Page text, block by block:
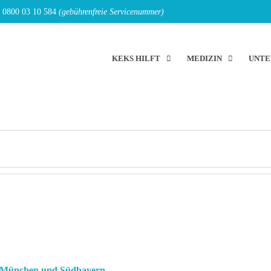
0800 03 10 584 (gebührenfreie Servicenummer)
KEKS HILFT MEDIZIN